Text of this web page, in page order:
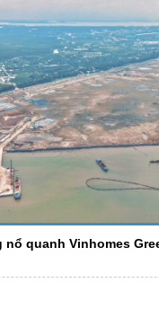
quanh Vinhomes